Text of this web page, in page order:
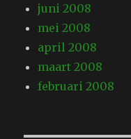
juni 2008
mei 2008
april 2008
maart 2008
februari 2008